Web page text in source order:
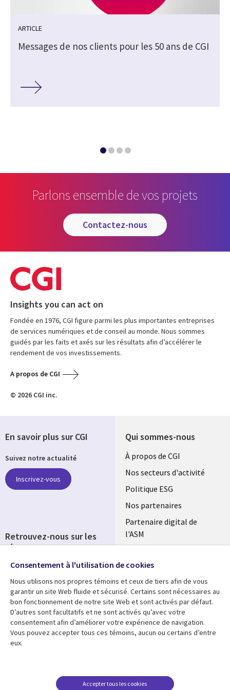
ARTICLE
Messages de nos clients pour les 50 ans de CGI
Parlons ensemble de vos projets
contactez-nous
Insights you can act on
Fondée en 1976, CGI figure parmi les plus importantes entreprises
de services numériques et de conseil au monde. Nous sommes
guidés par les faits et axés sur les résultats afin d’accélérer le
rendement de vos investissements.
A propos de CGI
© 2026 CGI inc.
Qui sommes-nous
Useful
links
FRANCE
À propos de CGI
Nos secteurs d'activité
Politique ESG
Nos partenaires
Partenaire digital de
l'ASM
Fusions
Ressources
Library
Links
Articles
Blog
Support
Legal
Accessibilité
conditions juridiques
En savoir plus sur CGI
Suivez notre actualité
Inscrivez-vous
Retrouvez-nous sur les
réseaux
Social
Media
FRANCE
Consentement à l'utilisation de cookies
Nous utilisons nos propres témoins et ceux de tiers afin de vous
garantir un site Web fluide et sécurisé. Certains sont nécessaires au
bon fonctionnement de notre site Web et sont activés par défaut.
D’autres sont facultatifs et ne sont activés qu’avec votre
consentement afin d’améliorer votre expérience de navigation.
Vous pouvez accepter tous ces témoins, aucun ou certains d’entre
eux.
Accepter tous les cookies